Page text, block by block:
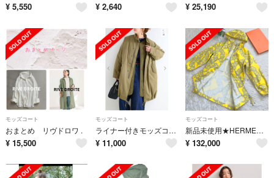
¥ 5,550 ¥ 2,640 ¥ 25,190
モッズコート
おまとめ リヴドロワ .
¥ 15,500
モッズコート
ライナー付きモッズコート B.C STOCK ベーセーストック
¥ 11,000
モッズコート
新品未使用★HERMES★シェーヌダンクル★フーディ★コート
¥ 132,000